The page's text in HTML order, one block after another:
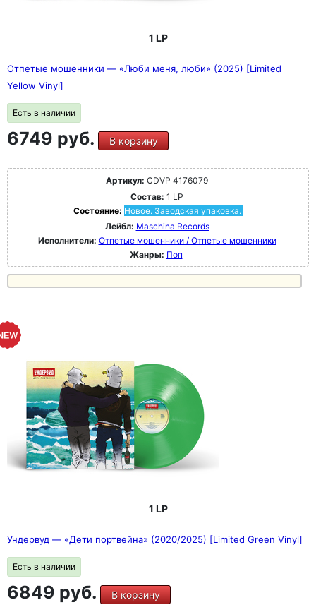
1 LP
Отпетые мошенники — «Люби меня, люби» (2025) [Limited
Yellow Vinyl]
Есть в наличии
6749 руб. В корзину
Артикул: CDVP 4176079
Состав: 1 LP
Состояние: Новое. Заводская упаковка.
Лейбл: Maschina Records
Исполнители: Отпетые мошенники / Отпетые мошенники
Жанры: Поп
1 LP
Ундервуд — «Дети портвейна» (2020/2025) [Limited Green Vinyl]
Есть в наличии
6849 руб. В корзину